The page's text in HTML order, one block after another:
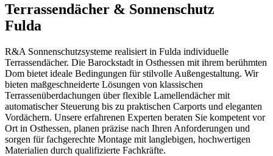
Terrassendächer & Sonnenschutz
Fulda
R&A Sonnenschutzsysteme realisiert in Fulda individuelle
Terrassendächer. Die Barockstadt in Osthessen mit ihrem berühmten
Dom bietet ideale Bedingungen für stilvolle Außengestaltung. Wir
bieten maßgeschneiderte Lösungen von klassischen
Terrassenüberdachungen über flexible Lamellendächer mit
automatischer Steuerung bis zu praktischen Carports und eleganten
Vordächern. Unsere erfahrenen Experten beraten Sie kompetent vor
Ort in Osthessen, planen präzise nach Ihren Anforderungen und
sorgen für fachgerechte Montage mit langlebigen, hochwertigen
Materialien durch qualifizierte Fachkräfte.